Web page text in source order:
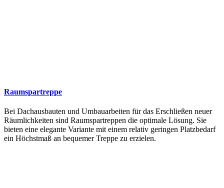
Raumspartreppe
Bei Dachausbauten und Umbauarbeiten für das Erschließen neuer
Räumlichkeiten sind Raumspartreppen die optimale Lösung. Sie
bieten eine elegante Variante mit einem relativ geringen Platzbedarf
ein Höchstmaß an bequemer Treppe zu erzielen.